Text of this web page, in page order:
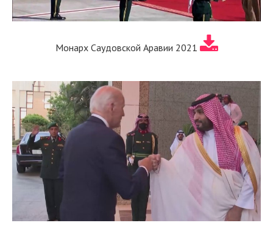
Монарх Саудовской Аравии 2021